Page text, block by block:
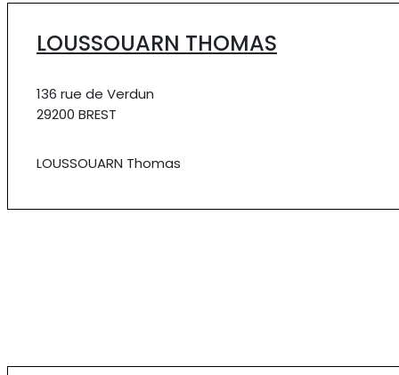
LOUSSOUARN THOMAS
136 rue de Verdun
29200 BREST
LOUSSOUARN Thomas